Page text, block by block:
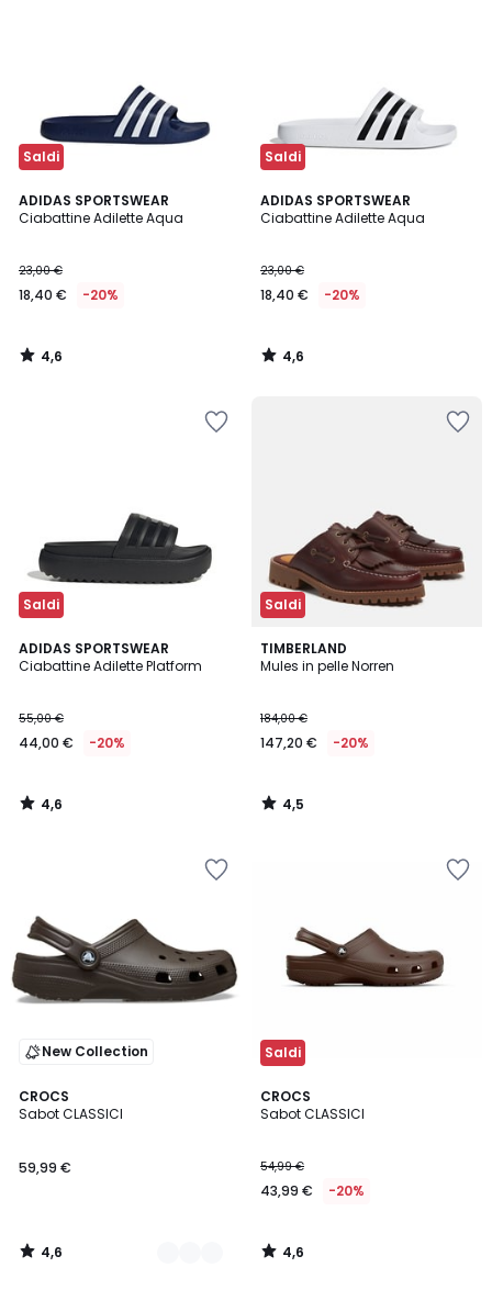
Saldi
ADIDAS SPORTSWEAR
Ciabattine Adilette Aqua
23,00 €
18,40 € -20%
4,6
/ 5
4,6
/
Saldi
ADIDAS SPORTSWEAR
Ciabattine Adilette Aqua
23,00 €
18,40 € -20%
4,6
/ 5
4,6
/
Saldi
ADIDAS SPORTSWEAR
Ciabattine Adilette Platform
55,00 €
44,00 € -20%
4,6
/ 5
4,6
/
Saldi
TIMBERLAND
Mules in pelle Norren
184,00 €
147,20 € -20%
4,5
/ 5
4,5
/
New Collection
CROCS
Sabot CLASSICI
59,99 €
4,6
/ 5
2
Colori
4,6
/
Saldi
CROCS
Sabot CLASSICI
54,99 €
43,99 € -20%
4,6
/ 5
4,6
/